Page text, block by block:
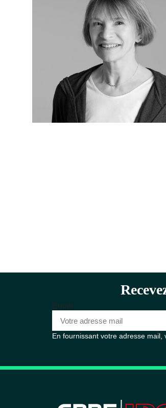
Email
En fournissant votre adresse